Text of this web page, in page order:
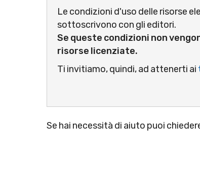
Le condizioni d'uso delle risorse
sottoscrivono con gli editori.
Se queste condizioni non
risorse licenziate.
Ti invitiamo, quindi, ad attenerti ai
Se hai necessità di aiuto puoi